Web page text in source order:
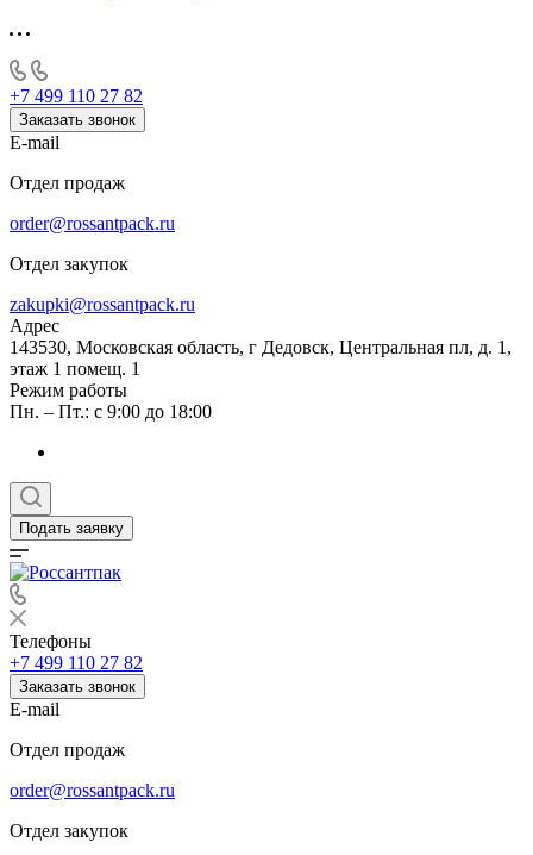
+7 499 110 27 82
Заказать звонок
E-mail
Отдел продаж
order@rossantpack.ru
Отдел закупок
zakupki@rossantpack.ru
Адрес
143530, Московская область, г Дедовск, Центральная пл, д. 1,
этаж 1 помещ. 1
Режим работы
Пн. – Пт.: с 9:00 до 18:00
Подать заявку
Телефоны
+7 499 110 27 82
Заказать звонок
E-mail
Отдел продаж
order@rossantpack.ru
Отдел закупок